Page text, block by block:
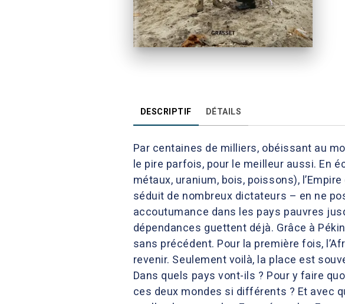
DESCRIPTIF DÉTAILS
Par centaines de milliers, obéissant au
le pire parfois, pour le meilleur aussi. En
métaux, uranium, bois, poissons),
séduit de nombreux dictateurs – en ne
accoutumance dans les pays pauvres
dépendances guettent déjà. Grâce à
sans précédent. Pour la première fois,
revenir. Seulement voilà, la place est
Dans quels pays vont-ils ? Pour y faire
ces deux mondes si différents ? Et avec